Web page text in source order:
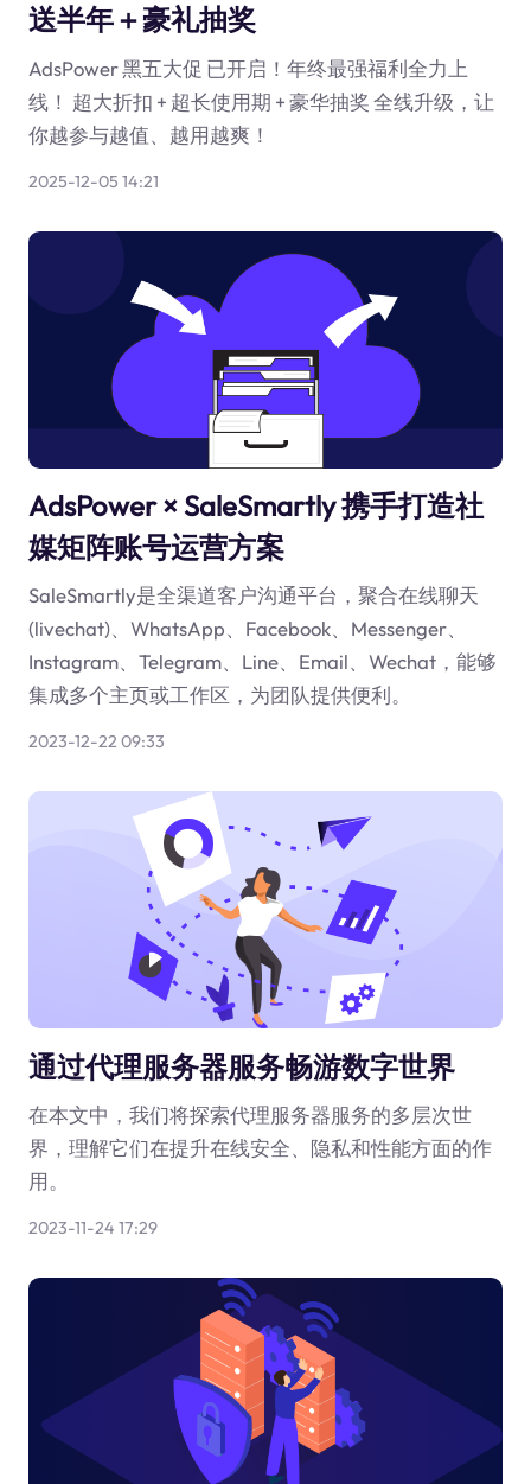
送半年＋豪礼抽奖
AdsPower 黑五大促 已开启！年终最强福利全力上
线！ 超大折扣 + 超长使用期 + 豪华抽奖 全线升级，让
你越参与越值、越用越爽！
2025-12-05 14:21
AdsPower × SaleSmartly 携手打造社
媒矩阵账号运营方案
SaleSmartly是全渠道客户沟通平台，聚合在线聊天
(livechat)、WhatsApp、Facebook、Messenger、
Instagram、Telegram、Line、Email、Wechat，能够
集成多个主页或工作区，为团队提供便利。
2023-12-22 09:33
通过代理服务器服务畅游数字世界
在本文中，我们将探索代理服务器服务的多层次世
界，理解它们在提升在线安全、隐私和性能方面的作
用。
2023-11-24 17:29